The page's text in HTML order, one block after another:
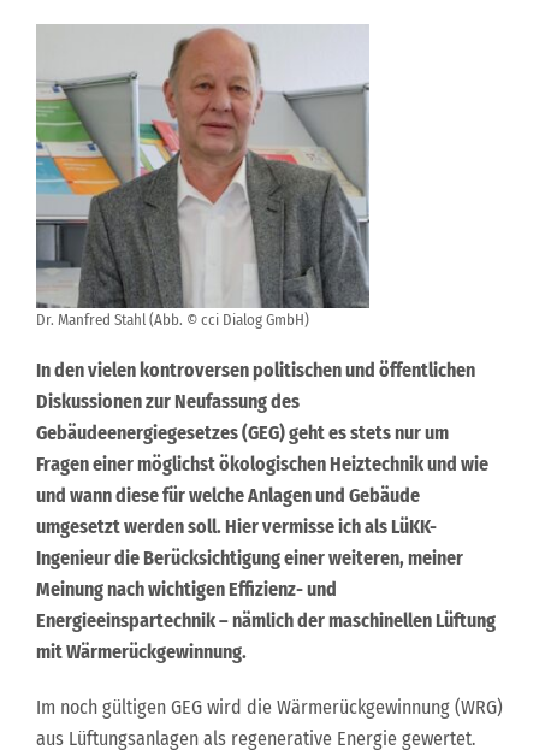
Dr. Manfred Stahl (Abb. © cci Dialog GmbH)
In den vielen kontroversen politischen und öffentlichen
Diskussionen zur Neufassung des
Gebäudeenergiegesetzes (GEG) geht es stets nur um
Fragen einer möglichst ökologischen Heiztechnik und wie
und wann diese für welche Anlagen und Gebäude
umgesetzt werden soll. Hier vermisse ich als LüKK-
Ingenieur die Berücksichtigung einer weiteren, meiner
Meinung nach wichtigen Effizienz- und
Energieeinspartechnik – nämlich der maschinellen Lüftung
mit Wärmerückgewinnung.
Im noch gültigen GEG wird die Wärmerückgewinnung (WRG)
aus Lüftungsanlagen als regenerative Energie gewertet.